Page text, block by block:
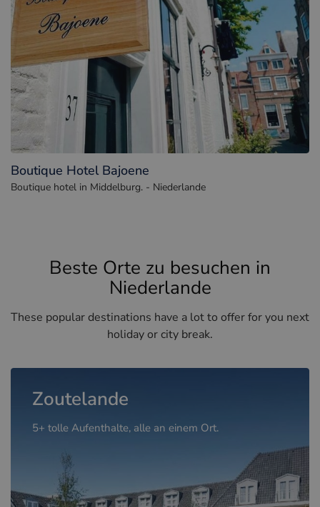
Boutique Hotel Bajoene
Boutique hotel in Middelburg. - Niederlande
Beste Orte zu besuchen in
Niederlande
These popular destinations have a lot to offer for you next
holiday or city break.
Zoutelande
5+ tolle Aufenthalte, alle an einem Ort.